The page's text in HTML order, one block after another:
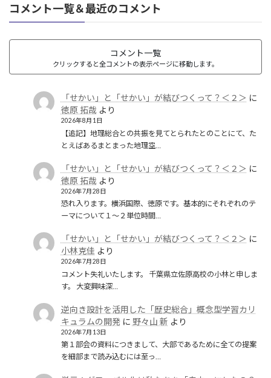
コメント一覧＆最近のコメント
コメント一覧
クリックすると全コメントの表示ページに移動します。
「せかい」と「せかい」が結びつくって？＜２＞ に
徳原 拓哉 より
2026年8月1日
【追記】地理総合との共振を見てとられたとのことにて、た
とえばあるまとまった地理空…
「せかい」と「せかい」が結びつくって？＜２＞ に
徳原 拓哉 より
2026年7月28日
恐れ入ります。横浜国際、徳原です。基本的にそれぞれのテ
ーマについて１〜２単位時間…
「せかい」と「せかい」が結びつくって？＜２＞ に
小林克佳 より
2026年7月28日
コメント失礼いたします。 千葉県立佐原高校の小林と申しま
す。 大変興味深…
逆向き設計を活用した「歴史総合」概念型学習カリ
キュラムの開発に 野々山 新 より
2026年7月13日
第１部会の資料につきまして、大部であるために全ての提案
を細部まで読み込むには至っ…